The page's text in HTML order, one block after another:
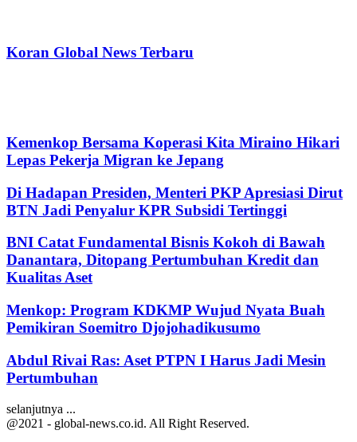
Koran Global News Terbaru
Kemenkop Bersama Koperasi Kita Miraino Hikari
Lepas Pekerja Migran ke Jepang
Di Hadapan Presiden, Menteri PKP Apresiasi Dirut
BTN Jadi Penyalur KPR Subsidi Tertinggi
BNI Catat Fundamental Bisnis Kokoh di Bawah
Danantara, Ditopang Pertumbuhan Kredit dan
Kualitas Aset
Menkop: Program KDKMP Wujud Nyata Buah
Pemikiran Soemitro Djojohadikusumo
Abdul Rivai Ras: Aset PTPN I Harus Jadi Mesin
Pertumbuhan
selanjutnya ...
@2021 - global-news.co.id. All Right Reserved.